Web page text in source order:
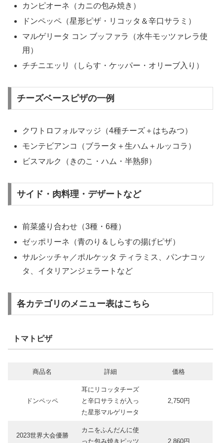
カンピオーネ（カニの包み焼き）
ドンペッペ（星形ピザ・リコッタ＆辛口サラミ）
マルゲリータ コン ブッファラ（水牛モッツァレラ使
用）
チチニエッリ（しらす・ケッパー・オリーブ入り）
チーズベースピザの一例
クワトロフォルマッジ（4種チーズ＋はちみつ）
モンテビアンコ（ブラータ＋生ハム＋ルッコラ）
ビスマルク（きのこ・ハム・半熟卵）
サイド・肉料理・デザートなど
前菜盛り合わせ（3種・6種）
ゼッポリーネ（青のり＆しらすの揚げピザ）
サルシッチャ／ポルケッタ ティラミス、パンナコッ
タ、イタリアンジェラートなど
各カテゴリのメニュー表はこちら
トマトピザ
商品名 詳細 価格
ドンペッペ
耳にリコッタチーズ
と辛口サラミが入っ
た星形マルゲリータ
2,750円
2023世界大会優勝
カニをふんだんに使
った包み焼きピッツ
2,860円